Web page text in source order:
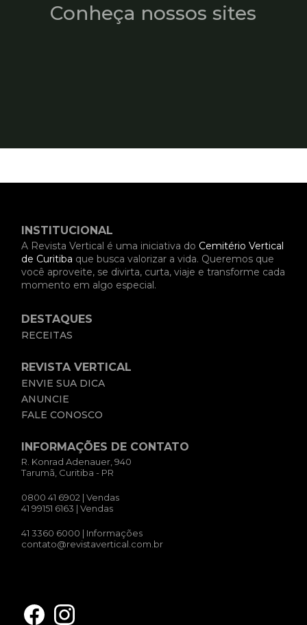
Conheça nossos sites
INSTITUCIONAL
A Revista Vertical é uma iniciativa do Cemitério Vertical
de Curitiba que busca valorizar a vida. Queremos que
você aproveite, se divirta, curta, viaje e transforme cada
momento em algo especial.
DESTAQUES
RECEITAS
REVISTA VERTICAL
ENVIE SUA DICA
ANUNCIE
FALE CONOSCO
INFORMAÇÕES DE CONTATO
R. Konrad Adenauer, 940
Tarumã, Curitiba - PR
0800 41 6902 | Vendas
41 99151 6163 | Vendas
41 3360 6000 | Informações
contato@revistavertical.com.br